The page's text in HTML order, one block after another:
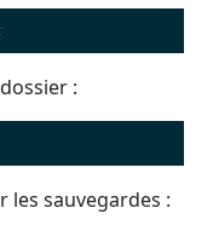
:
les sauvegardes :